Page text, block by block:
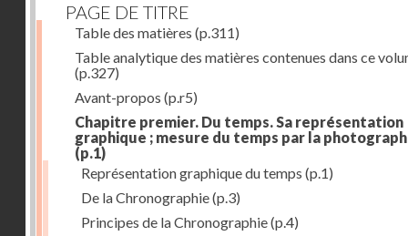
PAGE DE TITRE
Table des matières (p.311)
Table analytique des matières contenues dans ce
(p.327)
Avant-propos (p.r5)
Chapitre premier. Du temps. Sa représentation
graphique ; mesure du temps par la
(p.1)
Représentation graphique du temps (p.1)
De la Chronographie(p.3)
Principes de la Chronographie(p.4)